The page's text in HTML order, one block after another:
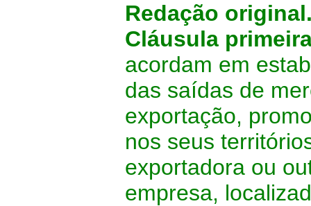
Redação
Cláusula
acordam em
das saídas de
exportação,
nos seus
exportadora ou
empresa,